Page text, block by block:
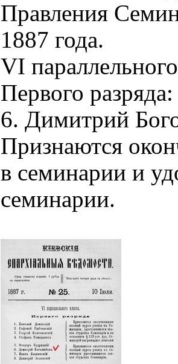
Правления
1887 года.
VI
Первого разряда:
6. Димитрий
Признаются
в семинарии и
семинарии.